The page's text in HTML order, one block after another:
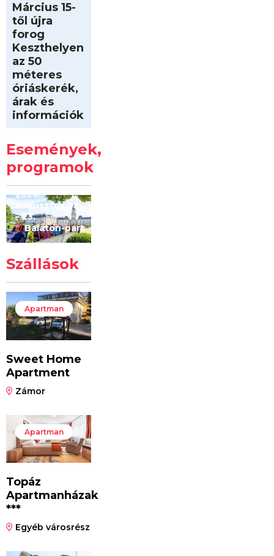
Március 15-
től újra
forog
Keszthelyen
az 50
méteres
óriáskerék,
árak és
információk
Események,
programok
Kilóméterek
2026
2026.
augusztus 22
– 23.
Balaton-part
Szállások
Apartman
Sweet Home
Apartment
Zámor
Apartman
Topáz
Apartmanházak
***
Egyéb városrész